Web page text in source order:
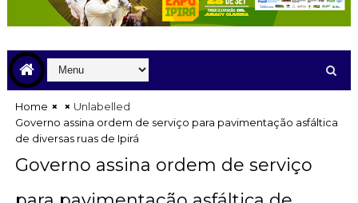
Home
Unlabelled
Governo assina ordem de serviço para pavimentação asfáltica
de diversas ruas de Ipirá
Governo assina ordem de serviço